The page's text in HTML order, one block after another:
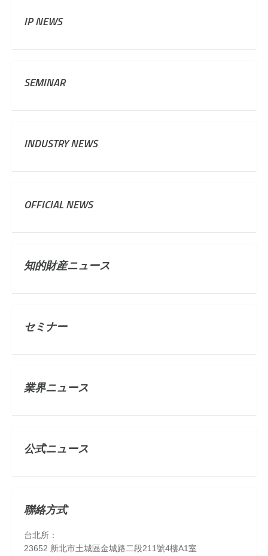
IP NEWS
SEMINAR
INDUSTRY NEWS
OFFICIAL NEWS
知的財産ニュース
セミナー
業界ニュース
公式ニュース
聯絡方式
台北所：
23652 新北市土城區金城路二段211號4樓A1室